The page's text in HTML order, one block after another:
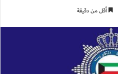
أقل من دقيقة